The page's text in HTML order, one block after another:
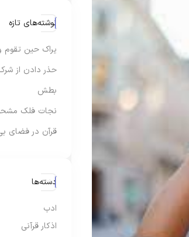
نوشته‌های تازه
یراک حین تقوم
حذر دادن از
بطش
نجات فلک
قرآن در فضای
دسته‌ها
ادب
اذکار قرآنی